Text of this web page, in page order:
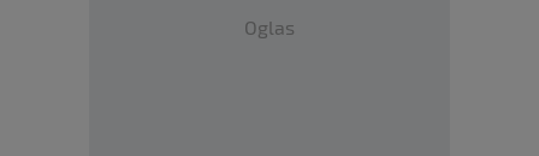
Oglas